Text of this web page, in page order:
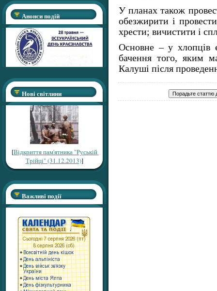
Анонси подій
Нові світлини
[Відкриття пам'ятника "Руській
Трійці" (31.12.2013)]
Важливі події
У планах також
обезжирити і
хрести; вичистити і
Основне – у хлопців
бачення того, яким
Калуші після